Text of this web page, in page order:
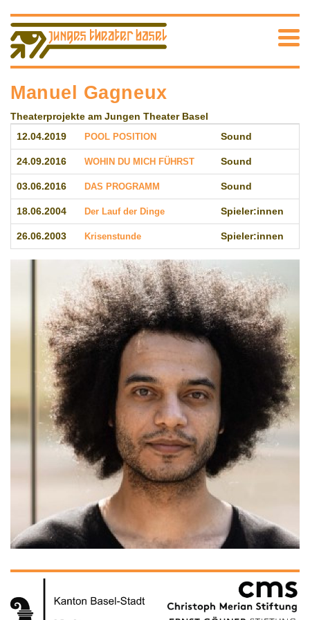
Manuel Gagneux
Theaterprojekte am Jungen Theater Basel
12.04.2019 POOL POSITION Sound
24.09.2016 WOHIN DU MICH FÜHRST Sound
03.06.2016 DAS PROGRAMM Sound
18.06.2004 Der Lauf der Dinge Spieler:innen
26.06.2003 Krisenstunde Spieler:innen